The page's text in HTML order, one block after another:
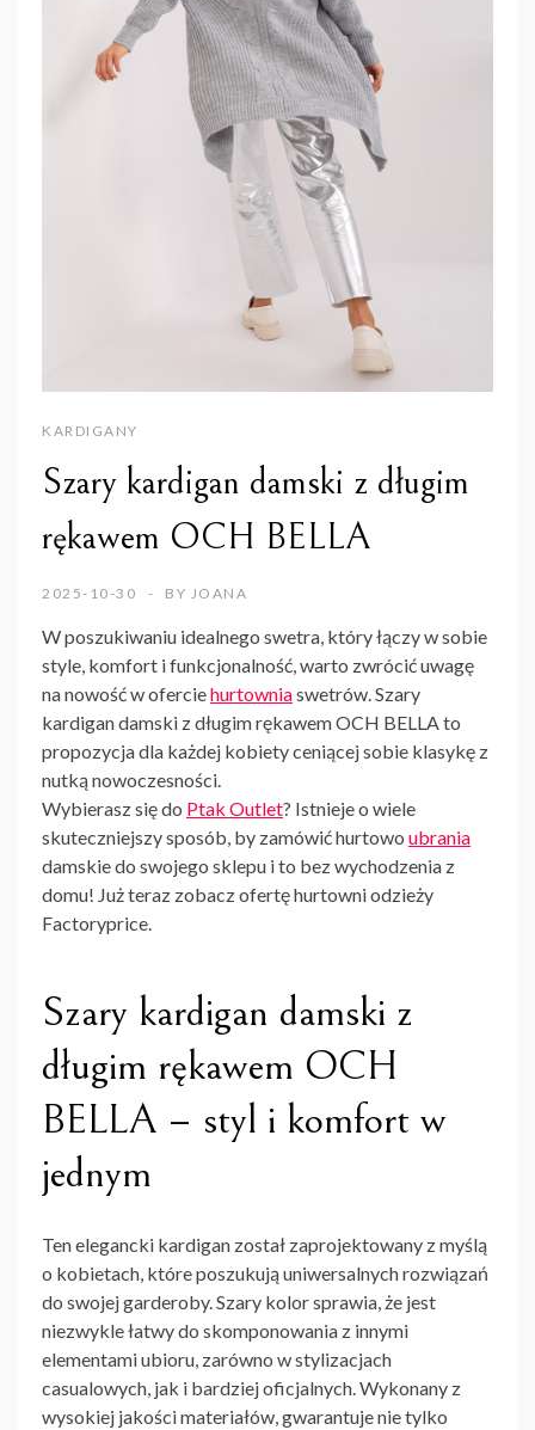
KARDIGANY
Szary kardigan damski z długim
rękawem OCH BELLA
2025-10-30 BY JOANA
W poszukiwaniu idealnego swetra, który łączy w sobie
style, komfort i funkcjonalność, warto zwrócić uwagę
na nowość w oferciehurtowniaswetrów. Szary
kardigan damski z długim rękawem OCH BELLA to
propozycja dla każdej kobiety ceniącej sobie klasykę z
nutką nowoczesności.
Wybierasz się do Ptak Outlet? Istnieje o wiele
skuteczniejszy sposób, by zamówić hurtowo ubrania
damskie do swojego sklepu i to bez wychodzenia z
domu! Już teraz zobacz ofertęhurtowni odzieży
Factoryprice.
Szary kardigan damski z
długim rękawem OCH
BELLA – styl i komfort w
jednym
Ten elegancki kardigan został zaprojektowany z myślą
o kobietach, które poszukują uniwersalnych rozwiązań
do swojej garderoby. Szary kolor sprawia, że jest
niezwykle łatwy do skomponowania z innymi
elementami ubioru, zarówno w stylizacjach
casualowych, jak i bardziej oficjalnych. Wykonany z
wysokiej jakości materiałów, gwarantuje nie tylko